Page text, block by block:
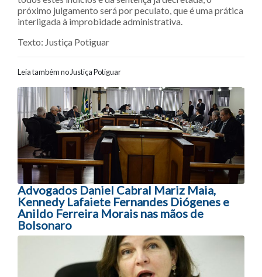
próximo julgamento será por peculato, que é uma prática
interligada à improbidade administrativa.
Texto: Justiça Potiguar
Leia também no Justiça Potiguar
Navegação entre posts
Advogados Daniel Cabral Mariz Maia,
Kennedy Lafaiete Fernandes Diógenes e
Anildo Ferreira Morais nas mãos de
Bolsonaro